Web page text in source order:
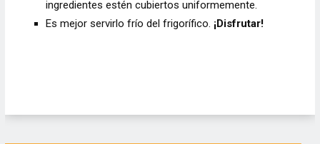
ingredientes estén cubiertos uniformemente.
Es mejor servirlo frío del frigorífico. ¡Disfrutar!